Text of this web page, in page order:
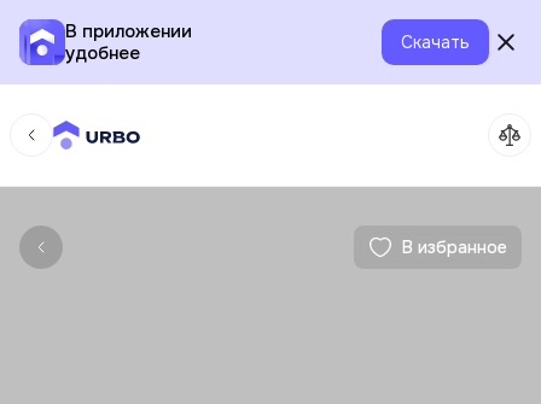
В приложении
удобнее
Скачать
В избранное